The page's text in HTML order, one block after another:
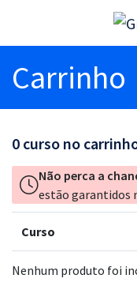
Carrinho
0 curso no
Não perca a
estão garantidos
Curso
Nenhum produto foi